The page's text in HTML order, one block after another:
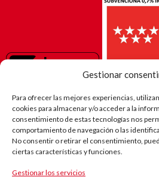
Gestionar
Para ofrecer las mejores experiencias,
cookies para almacenar y/o acceder a la
consentimiento de estas tecnologías nos
comportamiento de navegación o las
No consentir o retirar el consentimiento,
ciertas características y funciones.
Gestionar los servicios